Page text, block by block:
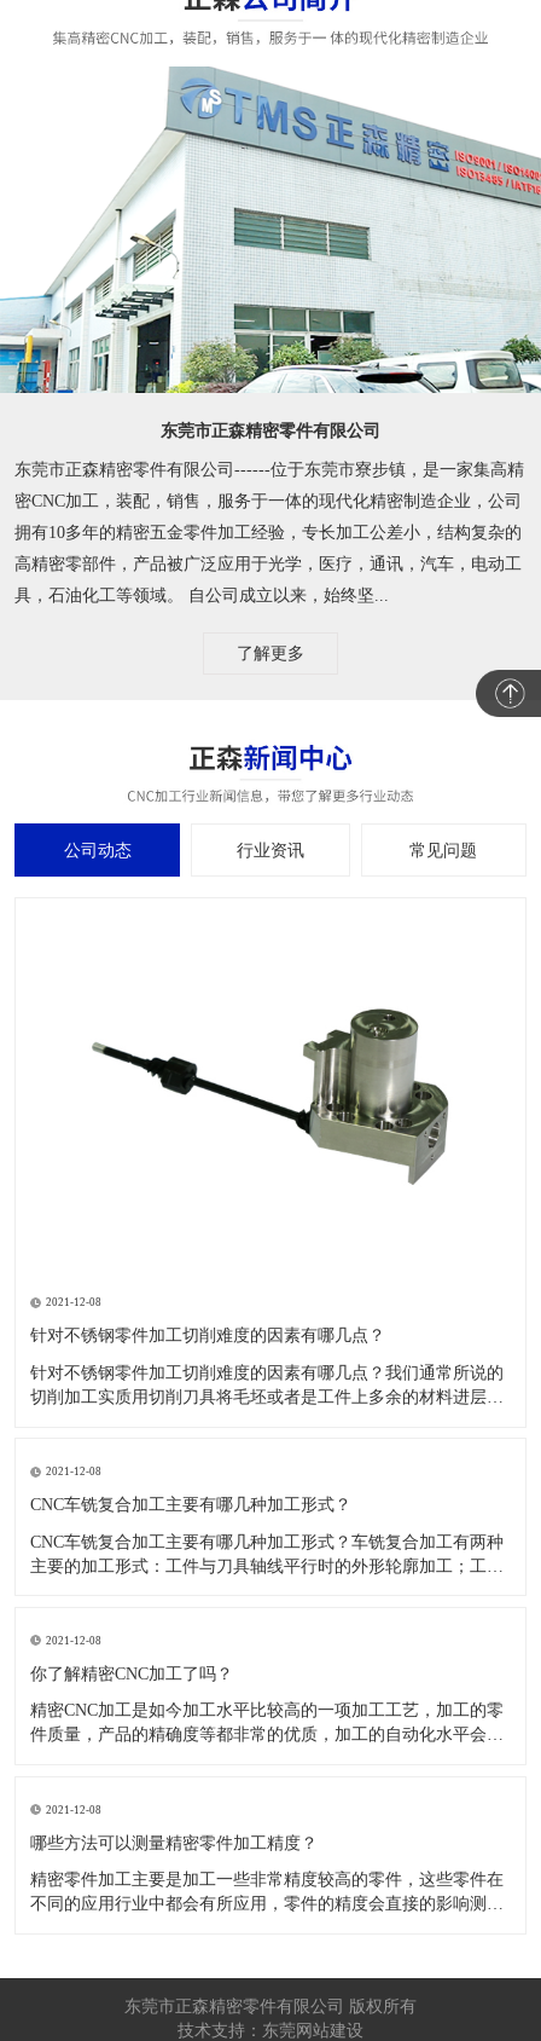
东莞市正森精密零件有限公司
东莞市正森精密零件有限公司------位于东莞市寮步镇，是一家集高精
密CNC加工，装配，销售，服务于一体的现代化精密制造企业，公司
拥有10多年的精密五金零件加工经验，专长加工公差小，结构复杂的
高精密零部件，产品被广泛应用于光学，医疗，通讯，汽车，电动工
具，石油化工等领域。 自公司成立以来，始终坚...
了解更多
公司动态 行业资讯 常见问题
2021-12-08
针对不锈钢零件加工切削难度的因素有哪几点？
针对不锈钢零件加工切削难度的因素有哪几点？我们通常所说的
切削加工实质用切削刀具将毛坯或者是工件上多余的材料进层进
其他的常规材料，比如铜材和铝合金，究其原因有以下几个关键
因素： 一
2021-12-08
CNC车铣复合加工主要有哪几种加工形式？
CNC车铣复合加工主要有哪几种加工形式？车铣复合加工有两种
主要的加工形式：工件与刀具轴线平行时的外形轮廓加工；工件
2021-12-08
​你了解精密CNC加工了吗？
精密CNC加工是如今加工水平比较高的一项加工工艺，加工的零
件质量，产品的精确度等都非常的优质，加工的自动化水平会比
自动化技术水平高，非常适合加工轮廊样子繁杂的曲线图，斜面
零
2021-12-08
​哪些方法可以测量精密零件加工精度？
精密零件加工主要是加工一些非常精度较高的零件，这些零件在
不同的应用行业中都会有所应用，零件的精度会直接的影响测量
工按量具量仪的读数值是否直接表示被测尺寸的数值，可分为测
东莞市正森精密零件有限公司 版权所有
技术支持：东莞网站建设